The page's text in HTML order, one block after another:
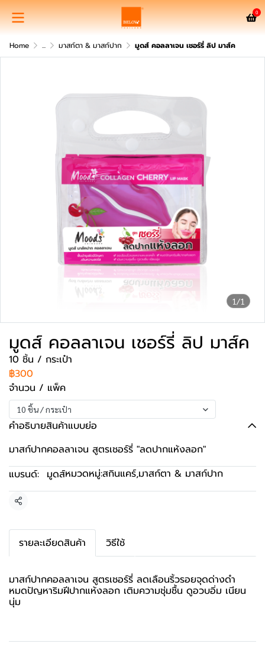
0
Home ... มาสก์ตา & มาสก์ปาก มูดส์ คอลลาเจน เชอร์รี่ ลิป มาส์ค
1/1
มูดส์ คอลลาเจน เชอร์รี่ ลิป มาส์ค
10 ชิ้น / กระเป๋า
฿300
จำนวน / แพ็ค
10 ชิ้น / กระเป๋า
คำอธิบายสินค้าแบบย่อ
มาสก์ปากคอลลาเจน สูตรเชอร์รี่ "ลดปากแห้งลอก"
แบรนด์: มูดส์หมวดหมู่:สกินแคร์,มาสก์ตา & มาสก์ปาก
แชร์
รายละเอียดสินค้า วิธีใช้
มาสก์ปากคอลลาเจน สูตรเชอร์รี่ ลดเลือนริ้วรอยจุดด่างดำ
หมดปัญหาริมฝีปากแห้งลอก เติมความชุ่มชื้น ดูอวบอิ่ม เนียน
นุ่ม